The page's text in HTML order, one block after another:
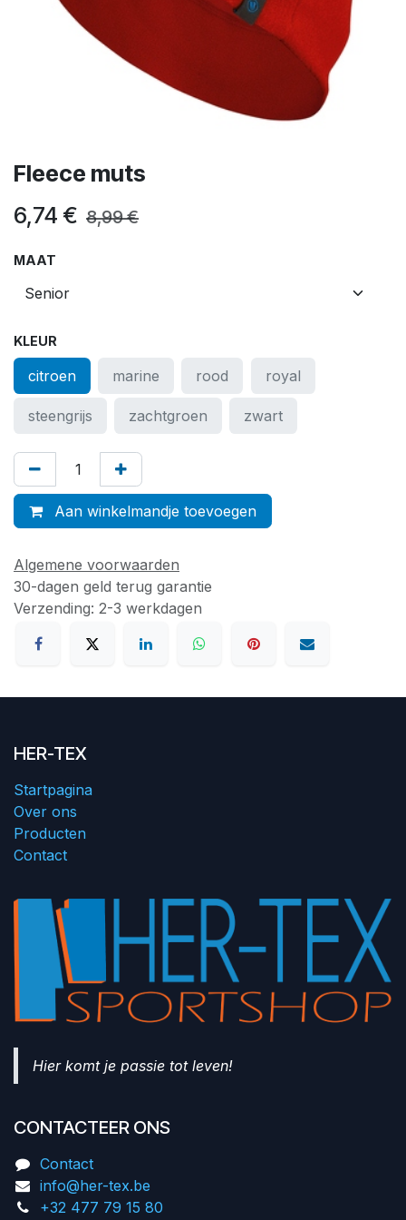
Fleece muts
6,74 € 8,99€
MAAT
KLEUR
citroen marine rood royal
steengrijs zachtgroen zwart
Aan winkelmandje toevoegen
Algemene voorwaarden
30-dagen geld terug garantie
Verzending: 2-3 werkdagen
HER-TEX
Startpagina
Over ons
Producten
Contact
Hier komt je passie tot leven!
CONTACTEER ONS
Contact
info@her-tex.be
+32 477 79 15 80